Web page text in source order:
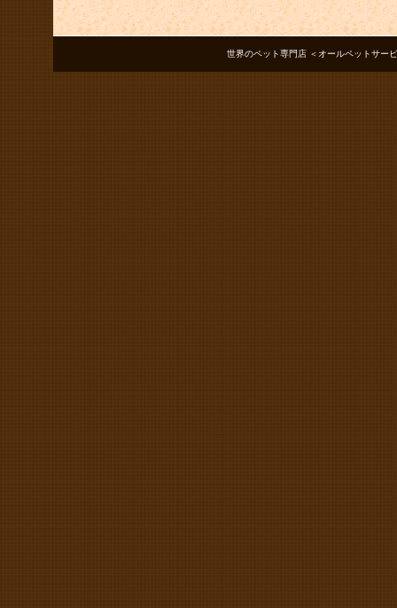
世界のペット専門店 ＜オールペットサー